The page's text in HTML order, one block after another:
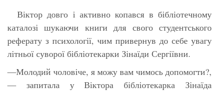
Віктор довго і активно копався в бібліотечному
каталозі шукаючи книги для свого студентського
реферату з психології, чим привернув до себе увагу
літньої суворої бібліотекарки Зінаїди Сергіївни.
—Молодий чоловіче, я можу вам чимось допомогти?,
— запитала у Віктора бібліотекарка Зінаїда